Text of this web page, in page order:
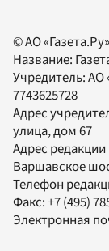
© АО
Название:
Учредитель:АО
7743625728
Адрес
улица, дом 67
Адрес
Варшавское
Телефон
Факс:+7 (495)
Электронная